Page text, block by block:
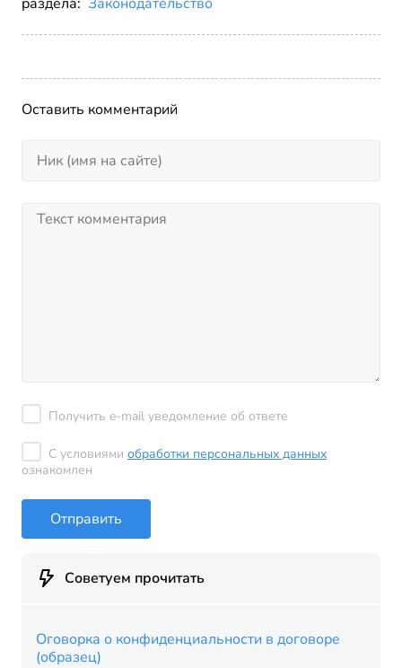
Оставить комментарий
Получить e-mail уведомление об ответе
С условиями обработки персональных данных
ознакомлен
Отправить
Советуем прочитать
Оговорка о конфиденциальности в договоре
(образец)